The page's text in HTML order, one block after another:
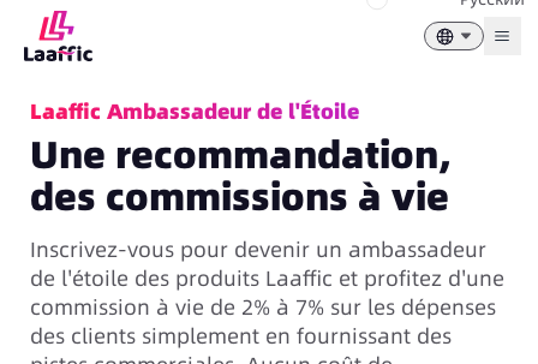
Laaffic Ambassadeur de l'Étoile
Une recommandation,
des commissions à vie
Inscrivez-vous pour devenir un ambassadeur
de l'étoile des produits Laaffic et profitez d'une
commission à vie de 2% à 7% sur les dépenses
des clients simplement en fournissant des